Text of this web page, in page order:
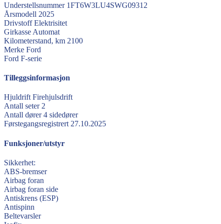
Understellsnummer 1FT6W3LU4SWG09312
Årsmodell 2025
Drivstoff Elektrisitet
Girkasse Automat
Kilometerstand, km 2100
Merke Ford
Ford F-serie
Tilleggsinformasjon
Hjuldrift Firehjulsdrift
Antall seter 2
Antall dører 4 sidedører
Førstegangsregistrert 27.10.2025
Funksjoner/utstyr
Sikkerhet:
ABS-bremser
Airbag foran
Airbag foran side
Antiskrens (ESP)
Antispinn
Beltevarsler